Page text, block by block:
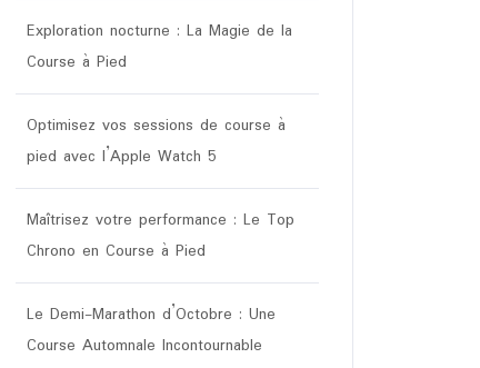
Exploration nocturne : La Magie de la
Course à Pied
Optimisez vos sessions de course à
pied avec l’Apple Watch 5
Maîtrisez votre performance : Le Top
Chrono en Course à Pied
Le Demi-Marathon d’Octobre : Une
Course Automnale Incontournable